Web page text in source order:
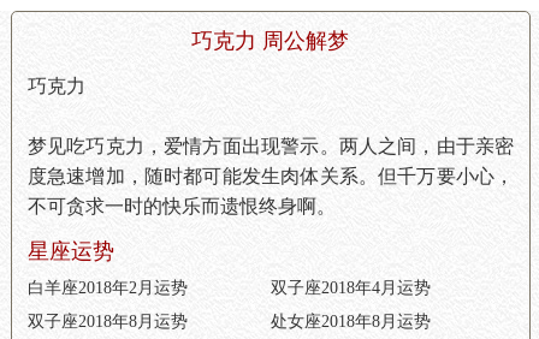
巧克力 周公解梦
巧克力
梦见吃巧克力，爱情方面出现警示。两人之间，由于亲密
度急速增加，随时都可能发生肉体关系。但千万要小心，
不可贪求一时的快乐而遗恨终身啊。
星座运势
白羊座2018年2月运势
双子座2018年4月运势
双子座2018年8月运势
处女座2018年8月运势